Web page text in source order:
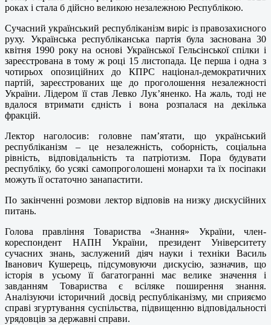
роках і стала б дійсно великою незалежною Республікою.
Сучасний український республіканізм виріс із правозахисного
руху. Українська республіканська партія була заснована 30
квітня 1990 року на основі Української Гельсінської спілки і
зареєстрована в тому ж році 15 листопада. Це перша і одна з
чотирьох опозиційних до КПРС націонал-демократичних
партій, зареєстрованих ще до проголошення незалежності
України. Лідером її став Левко Лук’яненко. На жаль, тоді не
вдалося втримати єдність і вона розпалася на декілька
фракцій.
Лектор наголосив: головне пам’ятати, що український
республіканізм – це незалежність, соборність, соціальна
рівність, відповідальність та патріотизм. Пора будувати
республіку, бо усякі самопроголошені монархи та їх посіпаки
можуть її остаточно занапастити.
По закінченні розмови лектор відповів на низку дискусійних
питань.
Голова правління Товариства «Знання» України, член-
кореспондент НАПН України, президент Університету
сучасних знань, заслужений діяч науки і техніки Василь
Іванович Кушерець, підсумовуючи дискусію, зазначив, що
історія в усьому її багатогранні має велике значення і
завданням Товариства є всіляке поширення знання.
Аналізуючи історичний досвід республіканізму, ми сприяємо
справі згуртування суспільства, підвищенню відповідальності
урядовців за державні справи.